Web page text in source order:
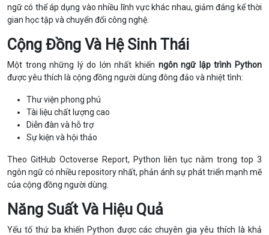
ngữ có thể áp dụng vào nhiều lĩnh vực khác nhau, giảm đáng kể thời
gian học tập và chuyển đổi công nghệ.
Cộng Đồng Và Hệ Sinh Thái
Một trong những lý do lớn nhất khiến ngôn ngữ lập trình Python
được yêu thích là cộng đồng người dùng đông đảo và nhiệt tình:
Thư viện phong phú
Tài liệu chất lượng cao
Diễn đàn và hỗ trợ
Sự kiện và hội thảo
Theo GitHub Octoverse Report, Python liên tục nằm trong top 3
ngôn ngữ có nhiều repository nhất, phản ánh sự phát triển mạnh mẽ
của cộng đồng người dùng.
Năng Suất Và Hiệu Quả
Yếu tố thứ ba khiến Python được các chuyên gia yêu thích là khả